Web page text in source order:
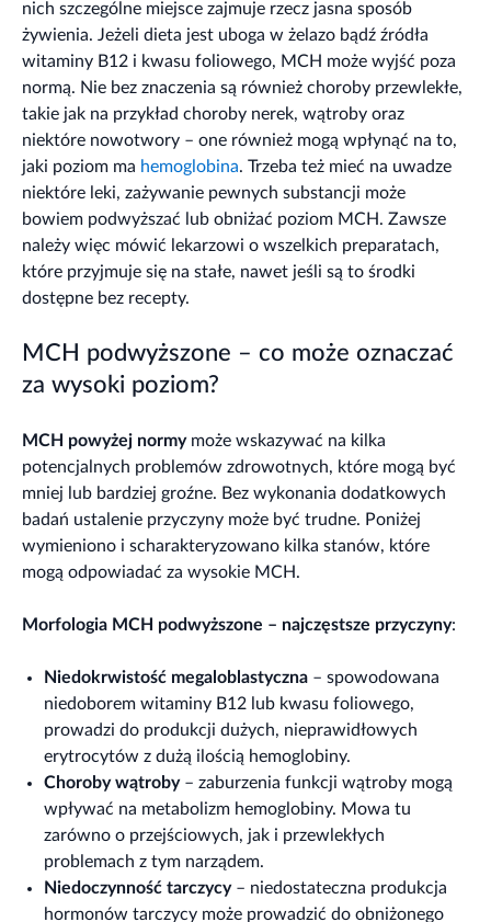
nich szczególne miejsce zajmuje rzecz jasna sposób
żywienia. Jeżeli dieta jest uboga w żelazo bądź źródła
witaminy B12 i kwasu foliowego, MCH może wyjść poza
normą. Nie bez znaczenia są również choroby przewlekłe,
takie jak na przykład choroby nerek, wątroby oraz
niektóre nowotwory – one również mogą wpłynąć na to,
jaki poziom ma hemoglobina. Trzeba też mieć na uwadze
niektóre leki, zażywanie pewnych substancji może
bowiem podwyższać lub obniżać poziom MCH. Zawsze
należy więc mówić lekarzowi o wszelkich preparatach,
które przyjmuje się na stałe, nawet jeśli są to środki
dostępne bez recepty.
MCH podwyższone – co może oznaczać
za wysoki poziom?
MCH powyżej normy może wskazywać na kilka
potencjalnych problemów zdrowotnych, które mogą być
mniej lub bardziej groźne. Bez wykonania dodatkowych
badań ustalenie przyczyny może być trudne. Poniżej
wymieniono i scharakteryzowano kilka stanów, które
mogą odpowiadać za wysokie MCH.
Morfologia MCH podwyższone – najczęstsze przyczyny:
Niedokrwistość megaloblastyczna – spowodowana
niedoborem witaminy B12 lub kwasu foliowego,
prowadzi do produkcji dużych, nieprawidłowych
erytrocytów z dużą ilością hemoglobiny.
Choroby wątroby – zaburzenia funkcji wątroby mogą
wpływać na metabolizm hemoglobiny. Mowa tu
zarówno o przejściowych, jak i przewlekłych
problemach z tym narządem.
Niedoczynność tarczycy – niedostateczna produkcja
hormonów tarczycy może prowadzić do obniżonego